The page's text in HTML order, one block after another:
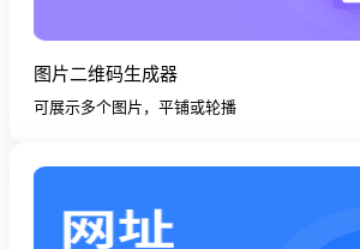
图片二维码生成器
可展示多个图片，平铺或轮播